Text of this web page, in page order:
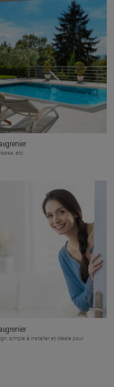
etc.
simple à installer et idéale pour